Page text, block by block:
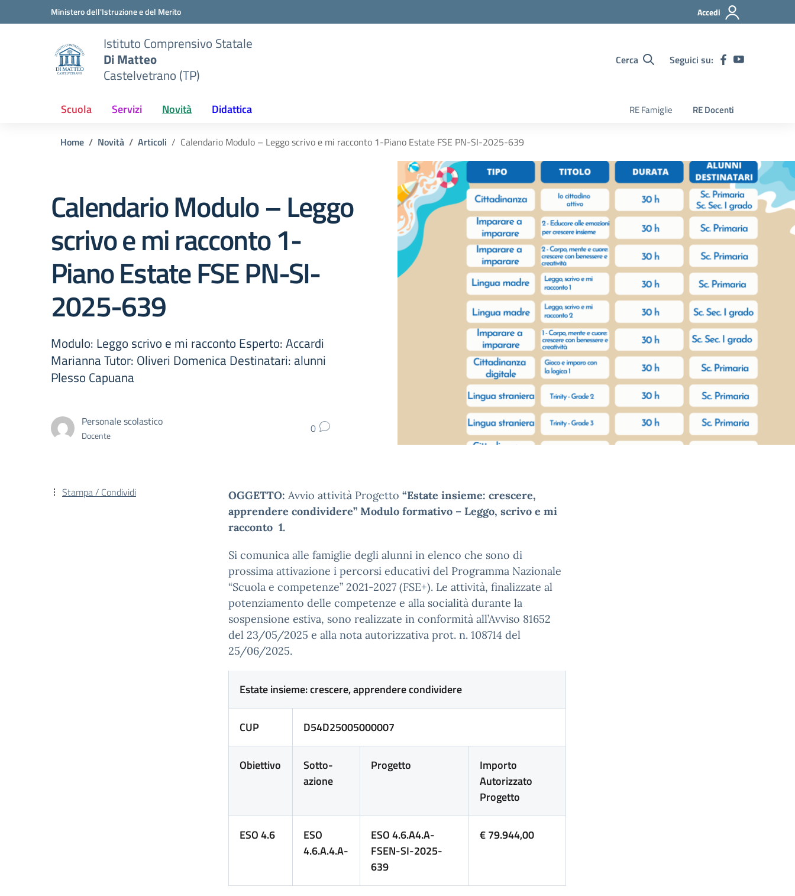
Vai ai contenuti
Vai al menu di navigazioneMinistero dell'Istruzione e del Merito Accedi
Istituto Comprensivo Statale
Di Matteo
Castelvetrano (TP)
Cerca Seguici su:
Scuola Servizi Novità Didattica RE Famiglie RE Docenti
Home Novità Articoli Calendario Modulo – Leggo scrivo e mi racconto 1-Piano Estate FSE PN-SI-2025-639
Calendario Modulo – Leggo
scrivo e mi racconto 1-
Piano Estate FSE PN-SI-
2025-639
Modulo: Leggo scrivo e mi racconto Esperto: Accardi
Marianna Tutor: Oliveri Domenica Destinatari: alunni
Plesso Capuana
Personale scolastico
Docente 0
OGGETTO: Avvio attività Progetto “Estate insieme: crescere,
apprendere condividere” Modulo formativo – Leggo, scrivo e mi
racconto 1.
Si comunica alle famiglie degli alunni in elenco che sono di
prossima attivazione i percorsi educativi del Programma Nazionale
“Scuola e competenze” 2021-2027 (FSE+). Le attività, finalizzate al
potenziamento delle competenze e alla socialità durante la
sospensione estiva, sono realizzate in conformità all’Avviso 81652
del 23/05/2025 e alla nota autorizzativa prot. n. 108714 del
25/06/2025.
Estate insieme: crescere, apprendere condividere
CUP D54D25005000007
Obiettivo
Sotto-
azione
Progetto
Importo
Autorizzato
Progetto
ESO 4.6
ESO
4.6.A.4.A-
ESO 4.6.A4.A-
FSEN-SI-2025-
639
€ 79.944,00
Stampa / Condividi